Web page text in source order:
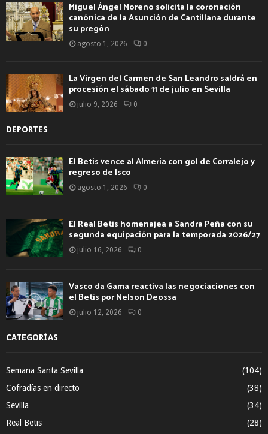
Miguel Ángel Moreno solicita la coronación
canónica de la Asunción de Cantillana durante
su pregón
agosto 1, 2026 0
La Virgen del Carmen de San Leandro saldrá en
procesión el sábado 11 de julio en Sevilla
julio 9, 2026 0
DEPORTES
El Betis vence al Almería con gol de Corralejo y
regreso de Isco
agosto 1, 2026 0
El Real Betis homenajea a Sandra Peña con su
segunda equipación para la temporada 2026/27
julio 16, 2026 0
Vasco da Gama reactiva las negociaciones con
el Betis por Nelson Deossa
julio 12, 2026 0
CATEGORÍAS
Semana Santa Sevilla
(104)
Cofradías en directo
(38)
Sevilla
(34)
Real Betis
(28)